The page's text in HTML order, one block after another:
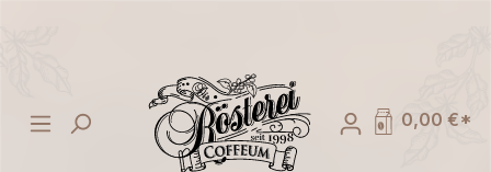
0,00 €*